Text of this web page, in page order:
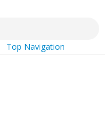
Top Navigation